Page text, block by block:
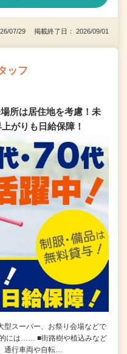
07/29 掲載終了日： 2026/09/01
ッフ
所は居住地を考慮！未
がりも日給保障！
型スーパー、お祭り会場などで
には…… ■街路樹や植込みなど
通行車両や自転…